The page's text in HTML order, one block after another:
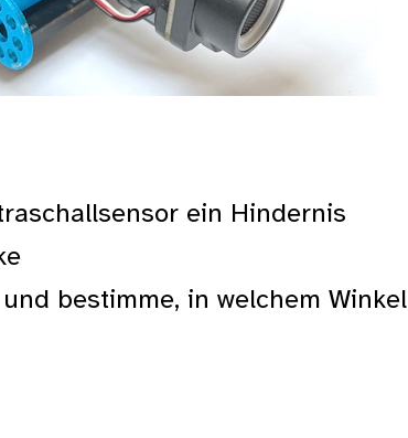
ein Hindernis
bestimme, in welchem Winkel